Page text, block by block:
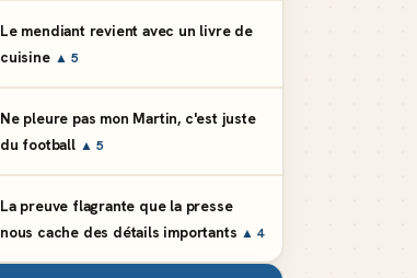
Le mendiant revient avec un livre de
cuisine ▲ 5
Ne pleure pas mon Martin, c'est juste
du football ▲ 5
La preuve flagrante que la presse
nous cache des détails importants ▲ 4